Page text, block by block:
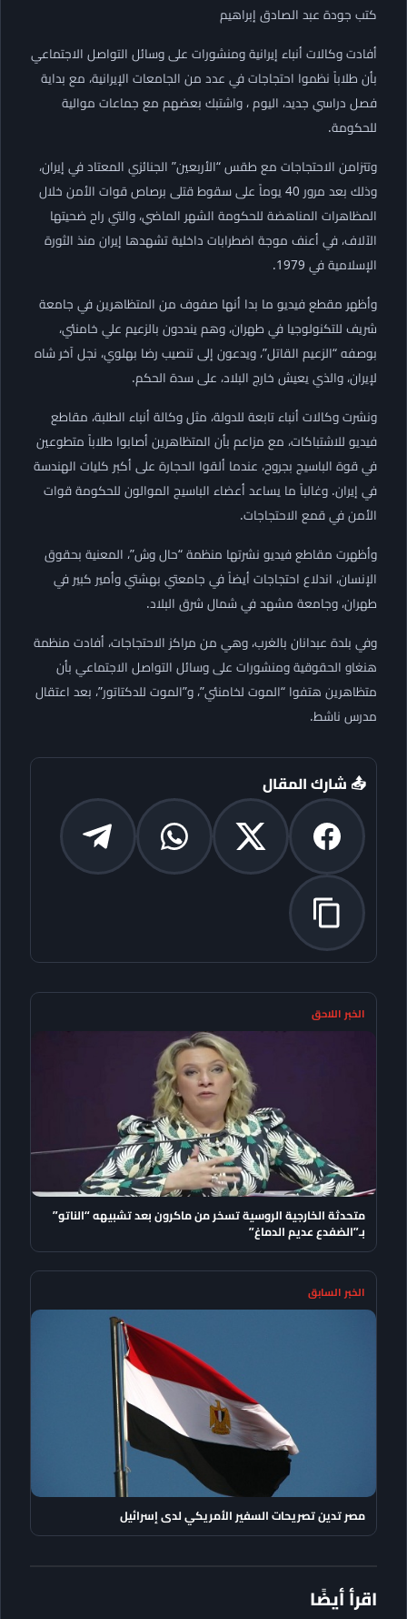
كتب جودة عبد الصادق إبراهيم
أفادت وكالات أنباء إيرانية ومنشورات على وسائل التواصل الاجتماعي
بأن طلاباً نظموا احتجاجات في عدد من الجامعات الإيرانية، مع بداية
فصل دراسي جديد، اليوم ، واشتبك بعضهم مع جماعات موالية
للحكومة.
وتتزامن الاحتجاجات مع طقس “الأربعين” الجنائزي المعتاد في إيران،
وذلك بعد مرور 40 يوماً على سقوط قتلى برصاص قوات الأمن خلال
المظاهرات المناهضة للحكومة الشهر الماضي، والتي راح ضحيتها
الآلاف، في أعنف موجة اضطرابات داخلية تشهدها إيران منذ الثورة
الإسلامية في 1979.
وأظهر مقطع فيديو ما بدا أنها صفوف من المتظاهرين في جامعة
شريف للتكنولوجيا في طهران، وهم ينددون بالزعيم علي خامنئي،
بوصفه “الزعيم القاتل”، ويدعون إلى تنصيب رضا بهلوي، نجل آخر شاه
لإيران، والذي يعيش خارج البلاد، على سدة الحكم.
ونشرت وكالات أنباء تابعة للدولة، مثل وكالة أنباء الطلبة، مقاطع
فيديو للاشتباكات، مع مزاعم بأن المتظاهرين أصابوا طلاباً متطوعين
في قوة الباسيج بجروح، عندما ألقوا الحجارة على أكبر كليات الهندسة
في إيران. وغالباً ما يساعد أعضاء الباسيج الموالون للحكومة قوات
الأمن في قمع الاحتجاجات.
وأظهرت مقاطع فيديو نشرتها منظمة “حال وش”، المعنية بحقوق
الإنسان، اندلاع احتجاجات أيضاً في جامعتي بهشتي وأمير كبير في
طهران، وجامعة مشهد في شمال شرق البلاد.
وفي بلدة عبدانان بالغرب، وهي من مراكز الاحتجاجات، أفادت منظمة
هنغاو الحقوقية ومنشورات على وسائل التواصل الاجتماعي بأن
متظاهرين هتفوا “الموت لخامنئي”، و”الموت للدكتاتور”، بعد اعتقال
مدرس ناشط.
📤 شارك المقال
الخبر اللاحق
متحدثة الخارجية الروسية تسخر من ماكرون بعد تشبيهه “الناتو”
بـ”الضفدع عديم الدماغ”
الخبر السابق
مصر تدين تصريحات السفير الأمريكي لدى إسرائيل
اقرأ أيضًا